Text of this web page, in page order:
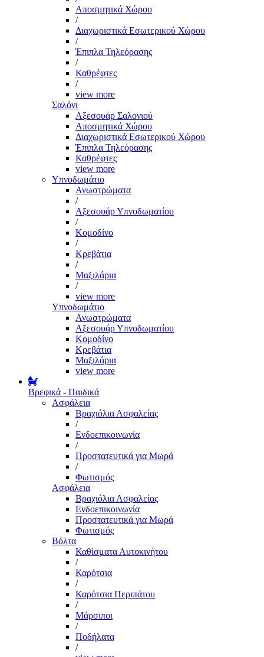
Αποσμητικά Χώρου
/
Διαχωριστικά Εσωτερικού Χώρου
/
Έπιπλα Τηλεόρασης
/
Καθρέφτες
/
view more
Σαλόνι
Αξεσουάρ Σαλονιού
Αποσμητικά Χώρου
Διαχωριστικά Εσωτερικού Χώρου
Έπιπλα Τηλεόρασης
Καθρέφτες
view more
Υπνοδωμάτιο
Ανωστρώματα
/
Αξεσουάρ Υπνοδωματίου
/
Κομοδίνο
/
Κρεβάτια
/
Μαξιλάρια
/
view more
Υπνοδωμάτιο
Ανωστρώματα
Αξεσουάρ Υπνοδωματίου
Κομοδίνο
Κρεβάτια
Μαξιλάρια
view more
Βρεφικά - Παιδικά
Ασφάλεια
Βραχιόλια Ασφαλείας
/
Ενδοεπικοινωνία
/
Προστατευτικά για Μωρά
/
Φωτισμός
Ασφάλεια
Βραχιόλια Ασφαλείας
Ενδοεπικοινωνία
Προστατευτικά για Μωρά
Φωτισμός
Βόλτα
Καθίσματα Αυτοκινήτου
/
Καρότσια
/
Καρότσια Περιπάτου
/
Μάρσιποι
/
Ποδήλατα
/